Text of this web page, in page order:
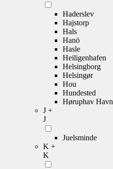
Haderslev
Hajstorp
Hals
Hanö
Hasle
Heiligenhafen
Helsingborg
Helsingør
Hou
Hundested
Høruphav Havn
J +
J
Juelsminde
K +
K